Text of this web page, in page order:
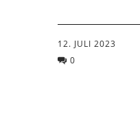
12. JULI 2023
0